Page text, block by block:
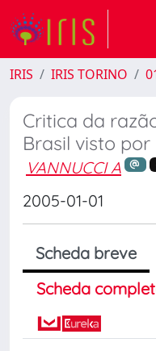
IRIS IRIS TORINO
Critica da
Brasil visto
VANNUCCI A
2005-01-01
Scheda breve
Scheda